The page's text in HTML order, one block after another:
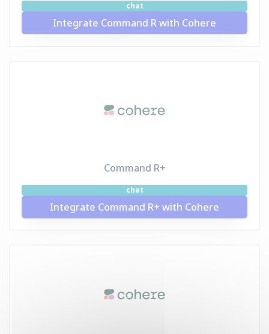
chat
Integrate Command R with Cohere
Command R+
chat
Integrate Command R+ with Cohere